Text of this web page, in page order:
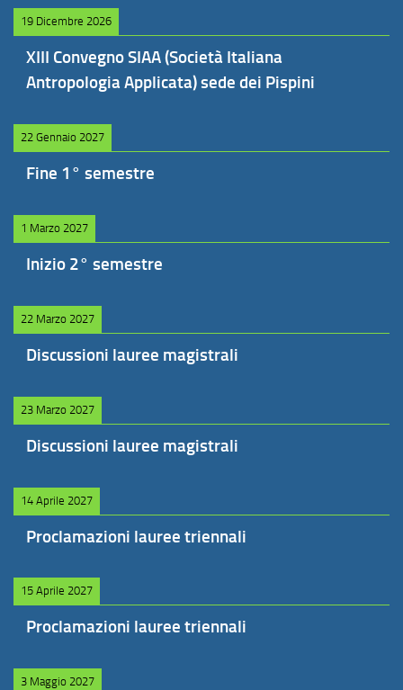
19 Dicembre 2026
XIII Convegno SIAA (Società Italiana
Antropologia Applicata) sede dei Pispini
22 Gennaio 2027
Fine 1° semestre
1 Marzo 2027
Inizio 2° semestre
22 Marzo 2027
Discussioni lauree magistrali
23 Marzo 2027
Discussioni lauree magistrali
14 Aprile 2027
Proclamazioni lauree triennali
15 Aprile 2027
Proclamazioni lauree triennali
3 Maggio 2027